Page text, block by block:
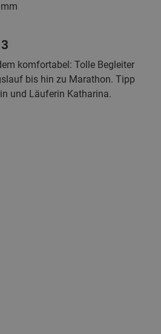
komfortabel: Tolle Begleiter
bis hin zu Marathon. Tipp
und Läuferin Katharina.